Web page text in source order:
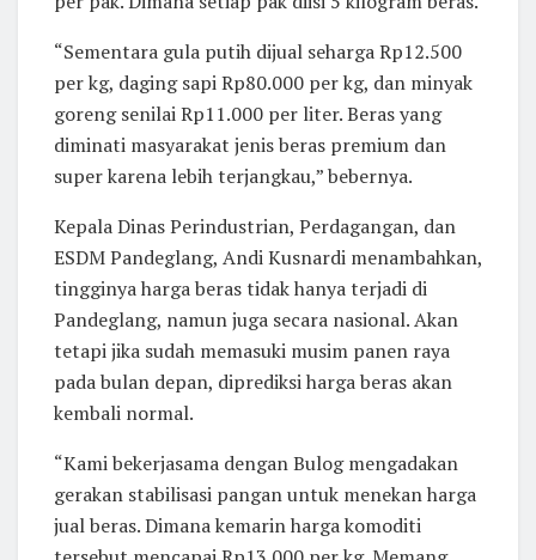
“Sementara gula putih dijual seharga Rp12.500
per kg, daging sapi Rp80.000 per kg, dan minyak
goreng senilai Rp11.000 per liter. Beras yang
diminati masyarakat jenis beras premium dan
super karena lebih terjangkau,” bebernya.
Kepala Dinas Perindustrian, Perdagangan, dan
ESDM Pandeglang, Andi Kusnardi menambahkan,
tingginya harga beras tidak hanya terjadi di
Pandeglang, namun juga secara nasional. Akan
tetapi jika sudah memasuki musim panen raya
pada bulan depan, diprediksi harga beras akan
kembali normal.
“Kami bekerjasama dengan Bulog mengadakan
gerakan stabilisasi pangan untuk menekan harga
jual beras. Dimana kemarin harga komoditi